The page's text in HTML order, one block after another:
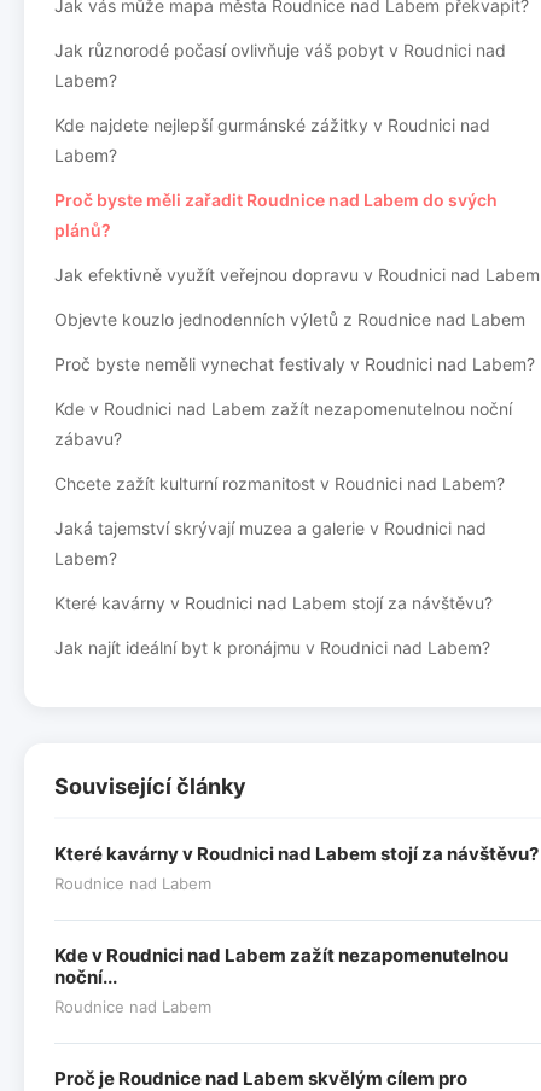
Jak vás může mapa města Roudnice nad Labem překvapit?
Jak různorodé počasí ovlivňuje váš pobyt v Roudnici nad
Labem?
Kde najdete nejlepší gurmánské zážitky v Roudnici nad
Labem?
Proč byste měli zařadit Roudnice nad Labem do svých
plánů?
Jak efektivně využít veřejnou dopravu v Roudnici nad Labem
Objevte kouzlo jednodenních výletů z Roudnice nad Labem
Proč byste neměli vynechat festivaly v Roudnici nad Labem?
Kde v Roudnici nad Labem zažít nezapomenutelnou noční
zábavu?
Chcete zažít kulturní rozmanitost v Roudnici nad Labem?
Jaká tajemství skrývají muzea a galerie v Roudnici nad
Labem?
Které kavárny v Roudnici nad Labem stojí za návštěvu?
Jak najít ideální byt k pronájmu v Roudnici nad Labem?
Související články
Které kavárny v Roudnici nad Labem stojí za návštěvu?
Roudnice nad Labem
Kde v Roudnici nad Labem zažít nezapomenutelnou
noční...
Roudnice nad Labem
Proč je Roudnice nad Labem skvělým cílem pro